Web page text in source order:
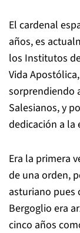
El cardenal
años, es
los Institutos
Vida
sorprendiendo
Salesianos, y
dedicación a la
Era la primera
de una orden,
asturiano pues
Bergoglio era
cinco años